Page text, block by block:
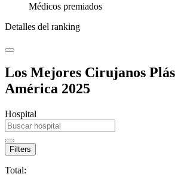
Médicos premiados
Detalles del ranking
Los Mejores Cirujanos
América 2025
Hospital
Filters
Total: